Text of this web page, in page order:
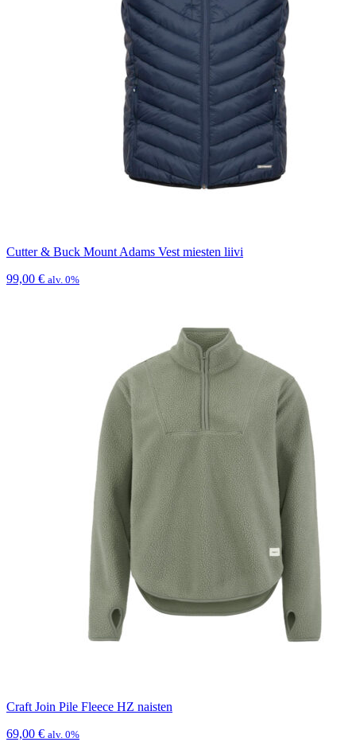
Cutter & Buck Mount Adams Vest miesten liivi
99,00 € alv. 0%
Craft Join Pile Fleece HZ naisten
69,00 € alv. 0%